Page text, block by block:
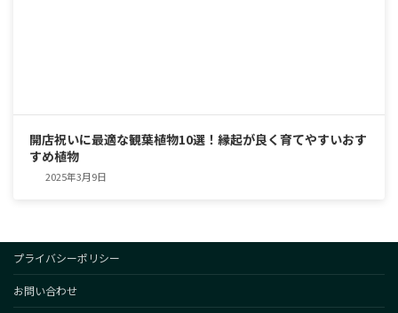
開店祝いに最適な観葉植物10選！縁起が良く育てやすいおす
すめ植物
2025年3月9日
プライバシーポリシー
お問い合わせ